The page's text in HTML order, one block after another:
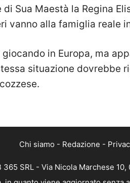
Sua Maestà la Regina
vanno alla famiglia reale
in Europa, ma
situazione dovrebbe
Chi siamo - Redazione -
SRL - Via Nicola Marchese